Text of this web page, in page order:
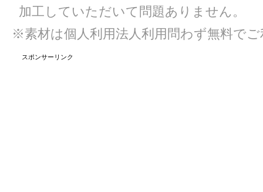
加工していただいて問題ありません。
※素材は個人利用法人利用問わず無料で
スポンサーリンク